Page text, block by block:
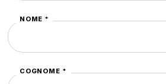
NOME *
COGNOME *